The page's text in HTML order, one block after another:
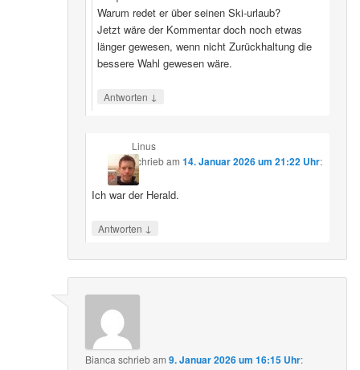
Warum redet er über seinen Ski-urlaub?
Jetzt wäre der Kommentar doch noch etwas
länger gewesen, wenn nicht Zurückhaltung die
bessere Wahl gewesen wäre.
Antworten ↓
Linus
schriebam 14. Januar 2026 um 21:22 Uhr:
Ich war der Herald.
Antworten ↓
Bianca schriebam9. Januar 2026 um 16:15 Uhr: